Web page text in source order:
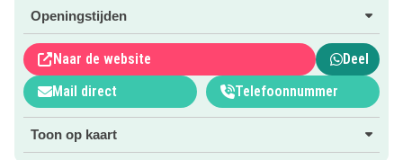
de roze button.
Openingstijden
Naar de website
Deel
Mail direct
Telefoonnummer
Toon op kaart